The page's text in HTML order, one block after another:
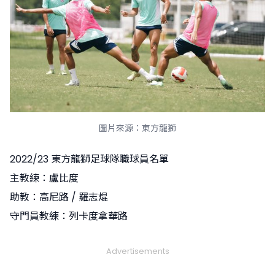
圖片來源：東方龍獅
2022/23 東方龍獅足球隊職球員名單
主教練：盧比度
助教：高尼路 / 羅志焜
守門員教練：列卡度拿華路
Advertisements